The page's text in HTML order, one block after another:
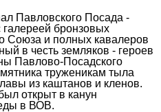
Павловского Посада -
бронзовых
Союза и полных кавалеров
в честь земляков - героев
Павлово-Посадского
труженикам тыла
из каштанов и кленов.
открыт в канун
в ВОВ.